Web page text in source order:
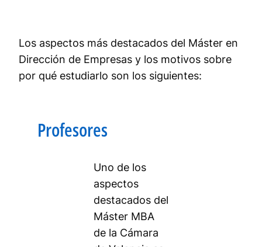
Los aspectos más destacados del Máster en
Dirección de Empresas y los motivos sobre
por qué estudiarlo son los siguientes:
Profesores
Uno de los
aspectos
destacados del
Máster MBA
de la Cámara